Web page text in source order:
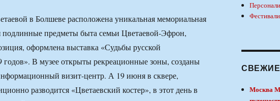
в Болшеве расположена уникальная мемориальная
подлинные предметы быта семьи Цветаевой-Эфрон,
оформлена выставка «Судьбы русской
годов». В музее открыты рекреационные зоны, созданы
визит-центр. А 19 июня в сквере,
разводится «Цветаевский костер», в этот день в
Москва